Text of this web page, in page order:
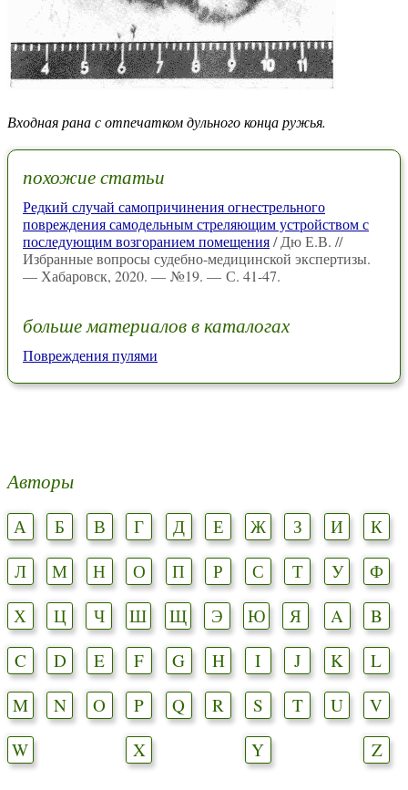
Входная рана с отпечатком дульного конца ружья.
похожие статьи
Редкий случай самопричинения огнестрельного
повреждения самодельным стреляющим устройством с
последующим возгоранием помещения/ Дю Е.В. //
Избранные вопросы судебно-медицинской экспертизы.
— Хабаровск, 2020. — №19. — С. 41-47.
больше материалов в каталогах
Повреждения пулями
Авторы
А Б В Г Д Е Ж З И
К
Л
М Н О П Р С Т У
Ф
Х
Ц Ч Ш Щ Э Ю Я A
B
C
D E F G H I J K
L
M
N O P Q R S T U
V
W
X Y Z